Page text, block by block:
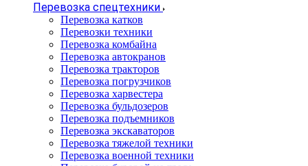
Перевозка спецтехники
Перевозка катков
Перевозки техники
Перевозка комбайна
Перевозка автокранов
Перевозка тракторов
Перевозка погрузчиков
Перевозка харвестера
Перевозка бульдозеров
Перевозка подъемников
Перевозка экскаваторов
Перевозка тяжелой техники
Перевозка военной техники